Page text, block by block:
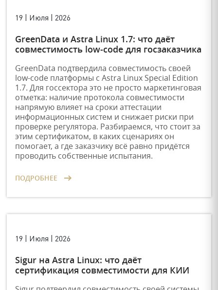
19 | Июля | 2026
GreenData и Astra Linux 1.7: что даёт
совместимость low-code для госзаказчика
GreenData подтвердила совместимость своей
low-code платформы с Astra Linux Special Edition
1.7. Для госсектора это не просто маркетинговая
отметка: наличие протокола совместимости
напрямую влияет на сроки аттестации
информационных систем и снижает риски при
проверке регулятора. Разбираемся, что стоит за
этим сертификатом, в каких сценариях он
помогает, а где заказчику всё равно придётся
проводить собственные испытания.
ПОДРОБНЕЕ
19 | Июля | 2026
Sigur на Astra Linux: что даёт
сертификация совместимости для КИИ